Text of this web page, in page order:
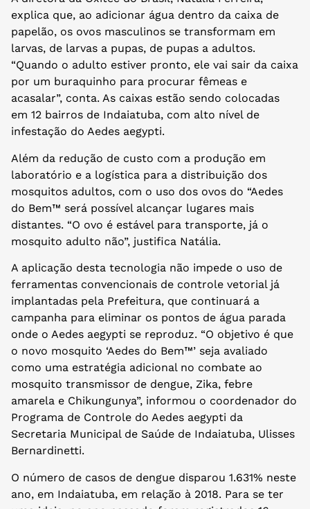
explica que, ao adicionar água dentro da caixa de
papelão, os ovos masculinos se transformam em
larvas, de larvas a pupas, de pupas a adultos.
“Quando o adulto estiver pronto, ele vai sair da caixa
por um buraquinho para procurar fêmeas e
acasalar”, conta. As caixas estão sendo colocadas
em 12 bairros de Indaiatuba, com alto nível de
infestação do Aedes aegypti.
Além da redução de custo com a produção em
laboratório e a logística para a distribuição dos
mosquitos adultos, com o uso dos ovos do “Aedes
do Bem™ será possível alcançar lugares mais
distantes. “O ovo é estável para transporte, já o
mosquito adulto não”, justifica Natália.
A aplicação desta tecnologia não impede o uso de
ferramentas convencionais de controle vetorial já
implantadas pela Prefeitura, que continuará a
campanha para eliminar os pontos de água parada
onde o Aedes aegypti se reproduz. “O objetivo é que
o novo mosquito ‘Aedes do Bem™’ seja avaliado
como uma estratégia adicional no combate ao
mosquito transmissor de dengue, Zika, febre
amarela e Chikungunya”, informou o coordenador do
Programa de Controle do Aedes aegypti da
Secretaria Municipal de Saúde de Indaiatuba, Ulisses
Bernardinetti.
O número de casos de dengue disparou 1.631% neste
ano, em Indaiatuba, em relação à 2018. Para se ter